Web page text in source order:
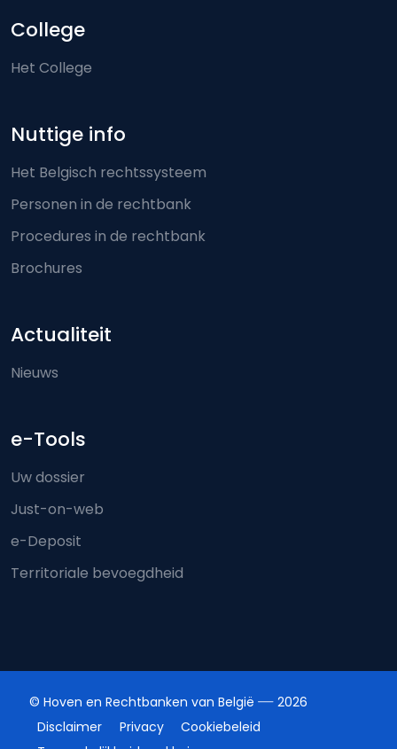
College
Het College
Nuttige info
Het Belgisch rechtssysteem
Personen in de rechtbank
Procedures in de rechtbank
Brochures
Actualiteit
Nieuws
e-Tools
Uw dossier
Just-on-web
e-Deposit
Territoriale bevoegdheid
© Hoven en Rechtbanken van België
2026
Disclaimer
Privacy
Cookiebeleid